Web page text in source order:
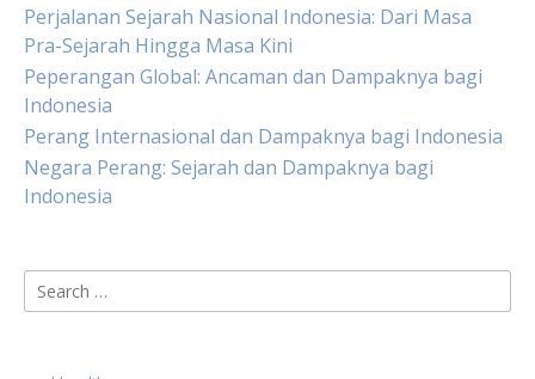
Perjalanan Sejarah Nasional Indonesia: Dari Masa
Pra-Sejarah Hingga Masa Kini
Peperangan Global: Ancaman dan Dampaknya bagi
Indonesia
Perang Internasional dan Dampaknya bagi Indonesia
Negara Perang: Sejarah dan Dampaknya bagi
Indonesia
Search
for: